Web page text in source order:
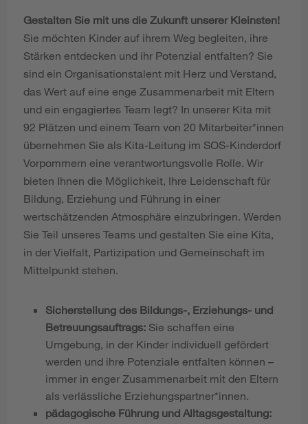
Gestalten Sie mit uns die Zukunft unserer Kleinsten!
Sie möchten Kinder auf ihrem Weg begleiten, ihre
Stärken entdecken und ihr Potenzial entfalten? Sie
sind ein Organisationstalent mit Herz und Verstand,
das Wert auf eine enge Zusammenarbeit mit Eltern
und ein engagiertes Team legt? In unserer Kita mit
92 Plätzen und einem Team von 20 Mitarbeiter*innen
übernehmen Sie als Kita-Leitung im SOS-Kinderdorf
Vorpommern eine verantwortungsvolle Rolle. Wir
bieten Ihnen die Möglichkeit, Ihre Leidenschaft für
Bildung, Erziehung und Führung in einer
wertschätzenden Atmosphäre einzubringen. Werden
Sie Teil unseres Teams und gestalten Sie eine Kita,
in der Vielfalt, Partizipation und Gemeinschaft im
Mittelpunkt stehen.
Sicherstellung des Bildungs-, Erziehungs- und
Betreuungsauftrags: Sie schaffen eine
Umgebung, in der Kinder individuell gefördert
werden und ihre Potenziale entfalten können –
immer in enger Zusammenarbeit mit den Eltern
als verlässliche Erziehungspartner*innen.
pädagogische Führung und Alltagsgestaltung: